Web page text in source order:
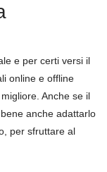
e per certi versi il
online e offline
Anche se il
anche adattarlo
per sfruttare al